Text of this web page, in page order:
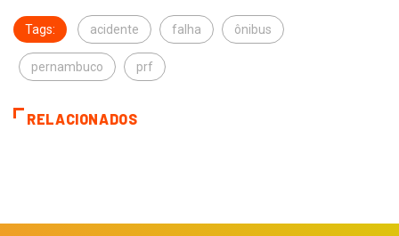
Tags: acidente falha ônibus
pernambuco prf
RELACIONADOS